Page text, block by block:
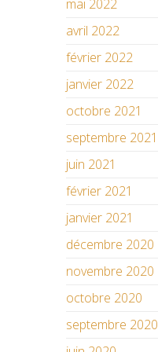
mai 2022
avril 2022
février 2022
janvier 2022
octobre 2021
septembre 2021
juin 2021
février 2021
janvier 2021
décembre 2020
novembre 2020
octobre 2020
septembre 2020